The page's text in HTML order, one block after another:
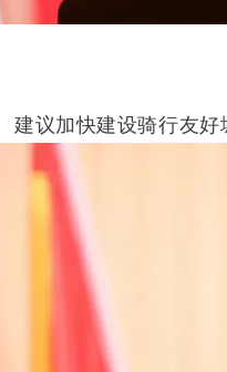
建议加快建设骑行友好